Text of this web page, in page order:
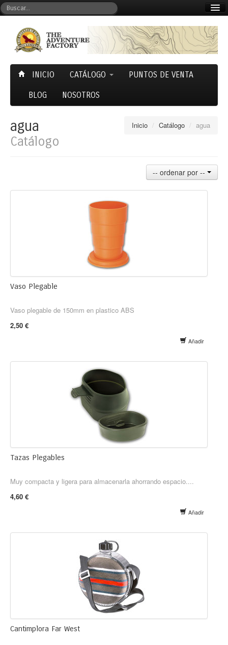
Carrito (0)
INICIO CATÁLOGO PUNTOS DE VENTA
BLOG NOSOTROS
Inicio / Catálogo / agua
agua
Catálogo
-- ordenar por --
Vaso Plegable
Vaso plegable de 150mm en plastico ABS
2,50 €
Añadir
Tazas Plegables
Muy compacta y ligera para almacenarla ahorrando espacio....
4,60 €
Añadir
Cantimplora Far West